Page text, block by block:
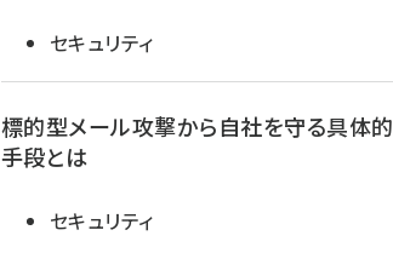
セキュリティ
標的型メール攻撃から自社を守る具体的
手段とは
セキュリティ